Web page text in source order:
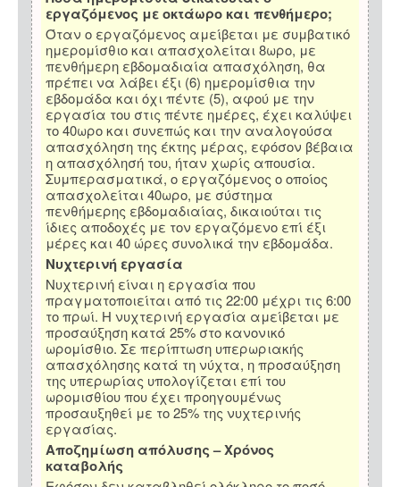
εργαζόμενος με οκτάωρο και πενθήμερο;
Όταν ο εργαζόμενος αμείβεται με συμβατικό
ημερομίσθιο και απασχολείται 8ωρο, με
πενθήμερη εβδομαδιαία απασχόληση, θα
πρέπει να λάβει έξι (6) ημερομίσθια την
εβδομάδα και όχι πέντε (5), αφού με την
εργασία του στις πέντε ημέρες, έχει καλύψει
το 40ωρο και συνεπώς και την αναλογούσα
απασχόληση της έκτης μέρας, εφόσον βέβαια
η απασχόλησή του, ήταν χωρίς απουσία.
Συμπερασματικά, ο εργαζόμενος ο οποίος
απασχολείται 40ωρο, με σύστημα
πενθήμερης εβδομαδιαίας, δικαιούται τις
ίδιες αποδοχές με τον εργαζόμενο επί έξι
μέρες και 40 ώρες συνολικά την εβδομάδα.
Νυχτερινή εργασία
Νυχτερινή είναι η εργασία που
πραγματοποιείται από τις 22:00 μέχρι τις 6:00
το πρωί. Η νυχτερινή εργασία αμείβεται με
προσαύξηση κατά 25% στο κανονικό
ωρομίσθιο. Σε περίπτωση υπερωριακής
απασχόλησης κατά τη νύχτα, η προσαύξηση
της υπερωρίας υπολογίζεται επί του
ωρομισθίου που έχει προηγουμένως
προσαυξηθεί με το 25% της νυχτερινής
εργασίας.
Αποζημίωση απόλυσης – Χρόνος
καταβολής